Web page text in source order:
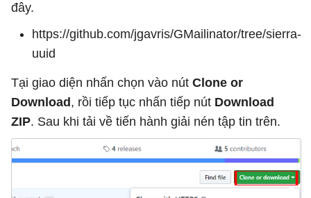
đây.
https://github.com/jgavris/GMailinator/tree/sierra-
uuid
Tại giao diện nhấn chọn vào nút Clone or
Download , rồi tiếp tục nhấn tiếp nút Download
ZIP. Sau khi tải về tiến hành giải nén tập tin trên.